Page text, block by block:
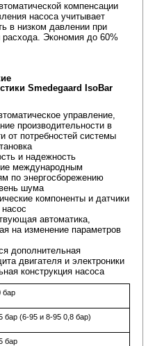
компенсации
насоса учитывает
в низком давлении при
расхода. Экономия до 60%
Smedegaard
IsoBar
управление,
производительности в
от потребностей системы
и надежность
международным
по энергосборежению
шума
компоненты и датчики
автоматика,
на изменение параметров
дополнительная
двигателя и электроники
конструкция насоса
бар
бар (6-95 и 8-95 0,8 бар)
бар